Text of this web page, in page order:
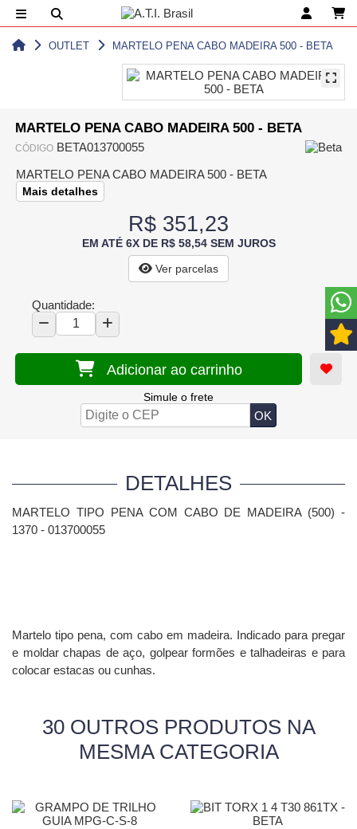
OUTLET MARTELO PENA CABO MADEIRA 500 - BETA
MARTELO PENA CABO MADEIRA 500 - BETA
CÓDIGO BETA013700055
MARTELO PENA CABO MADEIRA 500 - BETA
Mais detalhes
R$ 351,23
EM ATÉ 6X DE R$ 58,54 SEM JUROS
Ver parcelas
Quantidade:
Adicionar ao carrinho
Simule o frete
DETALHES
MARTELO TIPO PENA COM CABO DE MADEIRA (500) -
1370 - 013700055
Martelo tipo pena, com cabo em madeira. Indicado para pregar
e moldar chapas de aço, golpear formões e talhadeiras e para
colocar estacas ou cunhas.
30 OUTROS PRODUTOS NA
MESMA CATEGORIA